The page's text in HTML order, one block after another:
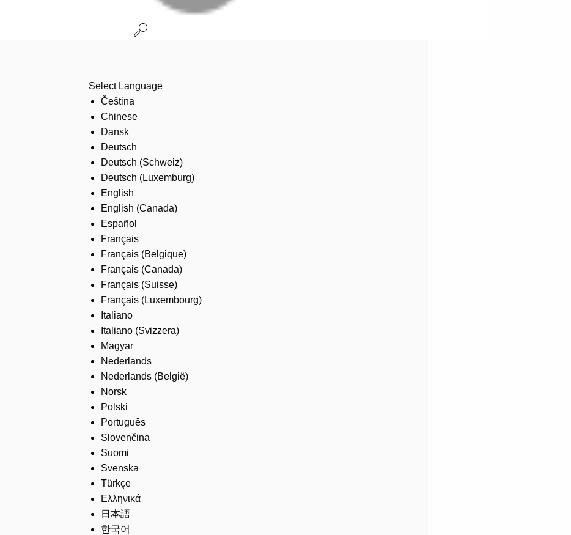
Select Language
Čeština
Chinese
Dansk
Deutsch
Deutsch (Schweiz)
Deutsch (Luxemburg)
English
English (Canada)
Español
Français
Français (Belgique)
Français (Canada)
Français (Suisse)
Français (Luxembourg)
Italiano
Italiano (Svizzera)
Magyar
Nederlands
Nederlands (België)
Norsk
Polski
Português
Slovenčina
Suomi
Svenska
Türkçe
Ελληνικά
日本語
한국어